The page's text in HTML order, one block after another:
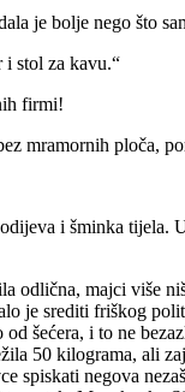
je bolje nego što
i stol za kavu.“
firmi!
mramornih ploča,
i šminka
odlična, majci više
je srediti friškog
šećera, i to ne
50 kilograma, ali
spiskati negova